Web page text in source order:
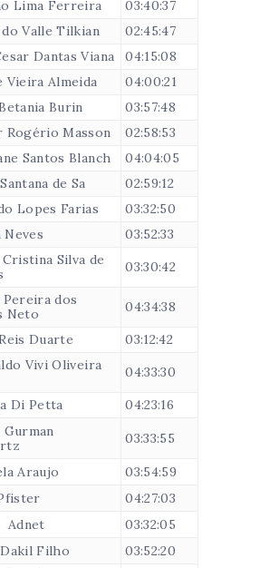
Lima Ferreira
03:40:37
Valle Tilkian
02:45:47
Dantas Viana
04:15:08
Vieira Almeida
04:00:21
Burin
03:57:48
Rogério Masson
02:58:53
Santos Blanch
04:04:05
de Sa
02:59:12
Lopes Farias
03:32:50
Neves
03:52:33
Silva de
03:30:42
dos
Neto
04:34:38
Duarte
03:12:42
Vivi Oliveira
04:33:30
Di Petta 04:23:16
03:33:55
Araujo
03:54:59
04:27:03
Adnet
03:32:05
Filho 03:52:20